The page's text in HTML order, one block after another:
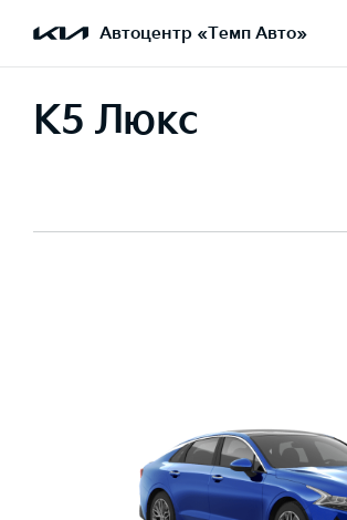
Автоцентр «Темп Авто»
K5 Люкс